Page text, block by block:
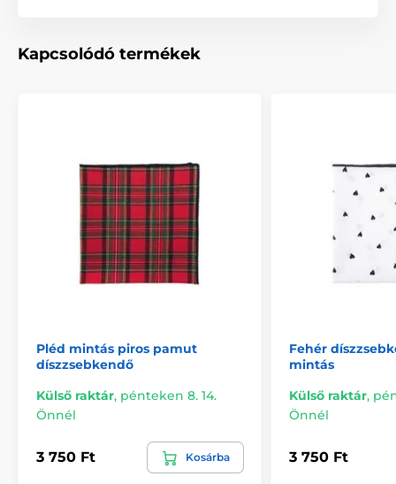
Kapcsolódó termékek
Pléd mintás piros pamut
díszzsebkendő
Külső raktár, pénteken 8. 14.
Önnél
3 750 Ft Kosárba
Fehér
mintás
Külső raktár,
Önnél
3 750 Ft